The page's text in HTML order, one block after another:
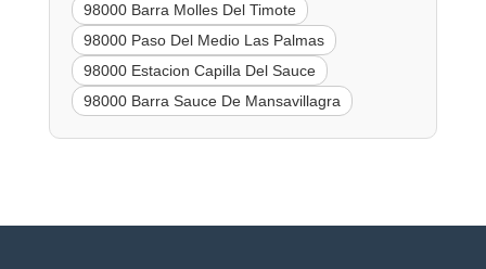
98000 Barra Molles Del Timote
98000 Paso Del Medio Las Palmas
98000 Estacion Capilla Del Sauce
98000 Barra Sauce De Mansavillagra